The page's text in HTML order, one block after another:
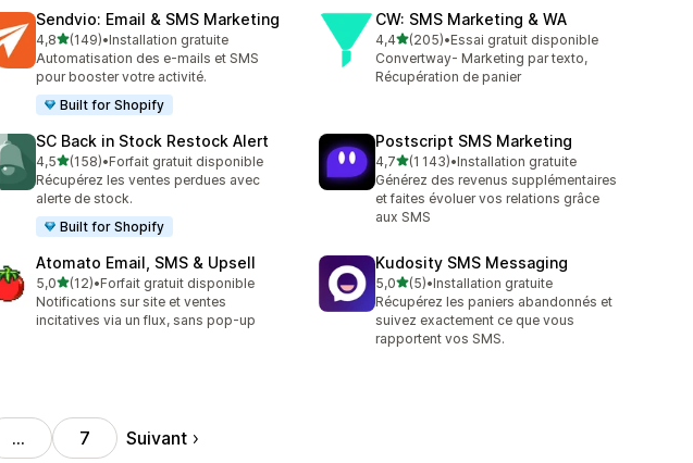
Sendvio: Email & SMS Marketing
4,8étoile(s) sur 5
(149)
149 avis au total
•Installation gratuite
Automatisation des e-mails et SMS
pour booster votre activité.
Built for Shopify
CW: SMS Marketing & WA
4,4étoile(s) sur 5
(205)
205 avis au total
•Essai gratuit disponible
Convertway- Marketing par texto,
Récupération de panier
SC Back in Stock Restock Alert
4,5étoile(s) sur 5
(158)
158 avis au total
•Forfait gratuit disponible
Récupérez les ventes perdues avec
alerte de stock.
Built for Shopify
Postscript SMS Marketing
4,7étoile(s) sur 5
(1 143)
1143 avis au total
•Installation gratuite
Générez des revenus supplémentaires
et faites évoluer vos relations grâce
aux SMS
Atomato Email, SMS & Upsell
5,0étoile(s) sur 5
(12)
12 avis au total
•Forfait gratuit disponible
Notifications sur site et ventes
incitatives via un flux, sans pop-up
Kudosity SMS Messaging
5,0étoile(s) sur 5
(5)
5 avis au total
•Installation gratuite
Récupérez les paniers abandonnés et
suivez exactement ce que vous
rapportent vos SMS.
… 7 Suivant